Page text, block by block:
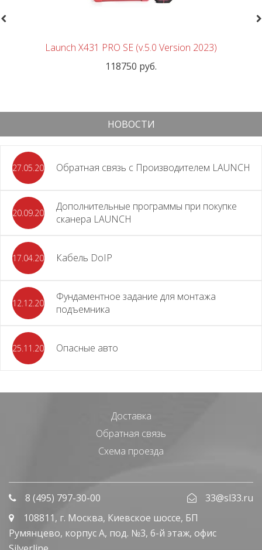
Launch X431 PRO SE (v.5.0 Version 2023)
118750 руб.
НОВОСТИ
27.05.2026 Обратная связь с Производителем LAUNCH
20.09.2025
Дополнительные программы при покупке
сканера LAUNCH
17.04.2024 Кабель DoIP
12.12.2023
Фундаментное задание для монтажа
подъемника
25.11.2023 Опасные авто
Доставка
Обратная связь
Схема проезда
8 (495) 797-30-00
33@sl33.ru
108811, г. Москва, Киевское шоссе, БП
Румянцево, корпус А, под. №3, 6-й этаж, офис